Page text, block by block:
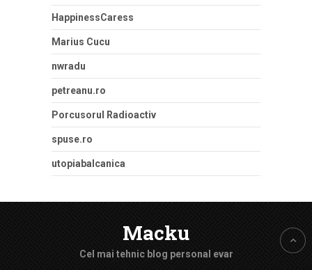
HappinessCaress
Marius Cucu
nwradu
petreanu.ro
Porcusorul Radioactiv
spuse.ro
utopiabalcanica
Macku
Cel mai tehnic blog personal evar